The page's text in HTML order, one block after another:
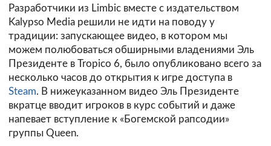
Разработчики из Limbic вместе с издательством
Kalypso Media решили не идти на поводу у
традиции: запускающее видео, в котором мы
можем полюбоваться обширными владениями Эль
Президенте в Tropico 6, было опубликовано всего за
несколько часов до открытия к игре доступа в
Steam. В нижеуказанном видео Эль Президенте
вкратце вводит игроков в курс событий и даже
напевает вступление к «Богемской рапсодии»
группы Queen.